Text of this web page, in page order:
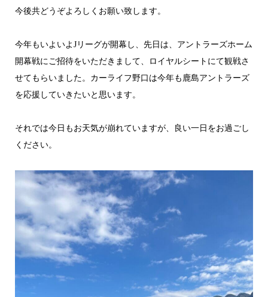
今後共どうぞよろしくお願い致します。
今年もいよいよJリーグが開幕し、先日は、アントラーズホーム
開幕戦にご招待をいただきまして、ロイヤルシートにて観戦さ
せてもらいました。カーライフ野口は今年も鹿島アントラーズ
を応援していきたいと思います。
それでは今日もお天気が崩れていますが、良い一日をお過ごし
ください。